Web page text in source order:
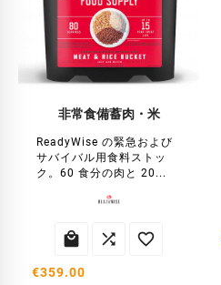
非常食備蓄肉・米
ReadyWise の緊急および
サバイバル用食料ストッ
ク。60 食分の肉と 20...
  
€359.00